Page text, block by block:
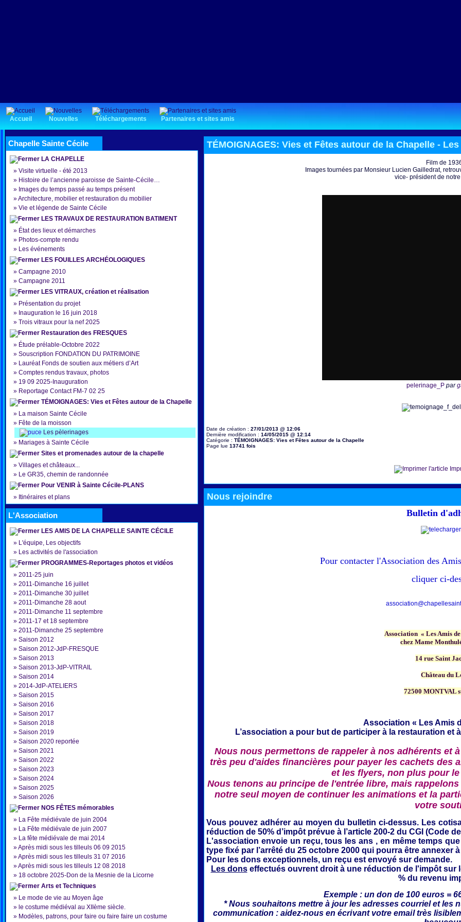
Accueil Nouvelles Téléchargements Partenaires et sites amis
Chapelle Sainte Cécile
LA CHAPELLE
» Visite virtuelle - été 2013
» Histoire de l’ancienne paroisse de Sainte-Cécile…
» Images du temps passé au temps présent
»Architecture, mobilier et restauration du mobilier
» Vie et légende de Sainte Cécile
LES TRAVAUX DE RESTAURATION BATIMENT
» État des lieux et démarches
» Photos-compte rendu
» Les événements
LES FOUILLES ARCHÉOLOGIQUES
» Campagne 2010
» Campagne 2011
LES VITRAUX, création et réalisation
» Présentation du projet
» Inauguration le 16 juin 2018
» Trois vitraux pour la nef 2025
Restauration des FRESQUES
» Étude prélable-Octobre 2022
» Souscription FONDATION DU PATRIMOINE
» Lauréat Fonds de soutien aux métiers d’Art
» Comptes rendus travaux, photos
» 19 09 2025-Inauguration
» Reportage Contact FM-7 02 25
TÉMOIGNAGES: Vies et Fêtes autour de la Chapelle
» La maison Sainte Cécile
» Fête de la moisson
Les pèlerinages
» Mariages à Sainte Cécile
Sites et promenades autour de la chapelle
» Villages et châteaux...
» Le GR35, chemin de randonnée
Pour VENIR à Sainte Cécile-PLANS
» Itinéraires et plans
L'Association
LES AMIS DE LA CHAPELLE SAINTE CÉCILE
» L'équipe, Les objectifs
» Les activités de l'association
PROGRAMMES-Reportages photos et vidéos
» 2011-25 juin
» 2011-Dimanche 16 juillet
» 2011-Dimanche 30 juillet
» 2011-Dimanche 28 aout
» 2011-Dimanche 11 septembre
» 2011-17 et 18 septembre
» 2011-Dimanche 25 septembre
» Saison 2012
» Saison 2012-JdP-FRESQUE
» Saison 2013
» Saison 2013-JdP-VITRAIL
» Saison 2014
» 2014-JdP-ATELIERS
» Saison 2015
» Saison 2016
» Saison 2017
» Saison 2018
» Saison 2019
» Saison 2020 reportée
» Saison 2021
» Saison 2022
» Saison 2023
» Saison 2024
» Saison 2025
» Saison 2026
NOS FÊTES mémorables
» La Fête médiévale de juin 2004
» La Fête médiévale de juin 2007
» La fête médiévale de mai 2014
»Après midi sous les tilleuls 06 09 2015
»Après midi sous les tilleuls 31 07 2016
»Après midi sous les tilleuls 12 08 2018
» 18 octobre 2025-Don de la Mesnie de la Licorne
Arts et Techniques
» Le mode de vie au Moyen âge
» le costume médiéval au XIIème siècle.
» Modèles, patrons, pour faire ou faire faire un costume
TÉMOIGNAGES: Vies et Fêtes autour de la Chapelle -
Film de
Images tournées par Monsieur Lucien Gailledrat,
vice- président de
pelerinage_P par
Date de création : 27/01/2013 @ 12:06
Dernière modification : 14/05/2015 @ 12:14
Catégorie : TÉMOIGNAGES: Vies et Fêtes autour de la Chapelle
Page lue 13741 fois
Nous rejoindre
Bulletin
Pour contacter l'Association des
cliquer ci-
Association « Les Amis
chez Mame
14 rue Saint
Château du
72500 MONTVAL
Association « Les Amis
L’association a pour but de participer à la restauration et
Nous nous permettons de rappeler à nos adhérents et
très peu d'aides financières pour payer les cachets des
et les flyers, non plus pour
Nous tenons au principe de l'entrée libre, mais
notre seul moyen de continuer les animations et la
votre
Vous pouvez adhérer au moyen du bulletin ci-dessus. Les
réduction de 50% d’impôt prévue à l’article 200-2 du CGI (Code
L'association envoie un reçu,tous les ans , en même temps
type fixé par l’arrêté du 25 octobre 2000 qui pourra être annexer
Pour les dons exceptionnels, un reçu est envoyé sur demande.
Les donseffectués ouvrent droit à une réduction de l'impôt sur
% du revenu
Exemple : un don de 100 euros =
* Nous souhaitons mettre à jourles adresses courriel et les
communication : aidez-nous en écrivant votre email très